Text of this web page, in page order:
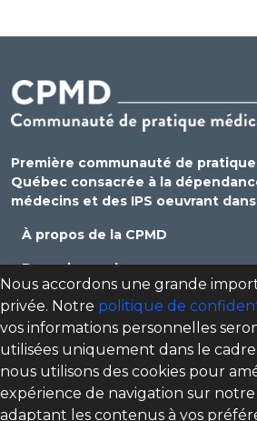
Première communauté de
Québec consacrée à la
médecins et des IPS oeuvrant
À propos de la CPMD
Devenir membre
Se connecter
Nous joindre
Politique de confidentialité
Direction des programmes santé
Nous accordons une grande
privée. Notre politique de
vos informations personnelles
utilisées uniquement dans le
nous utilisons des cookies pour
expérience de navigation sur notre
adaptant les contenus à vos